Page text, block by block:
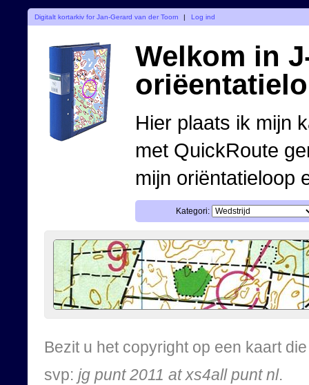
Digitalt kortarkiv for Jan-Gerard van der Toorn | Log ind
Welkom in
Hier plaats ik mijn
met QuickRoute
mijn oriëntatieloop
Kategori:
Bezit u het copyright op een kaart
svp: jg punt 2011 at xs4all punt nl.